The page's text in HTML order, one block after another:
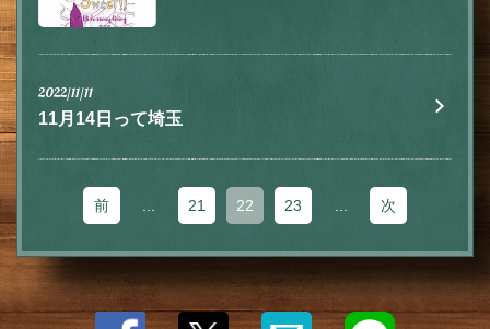
2022/11/11
11月14日って埼玉
前 21 22 23 次